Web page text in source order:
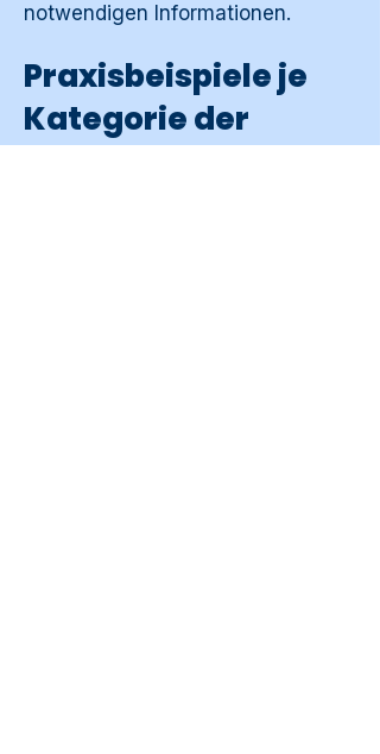
notwendigen Informationen.
Praxisbeispiele je
Kategorie der